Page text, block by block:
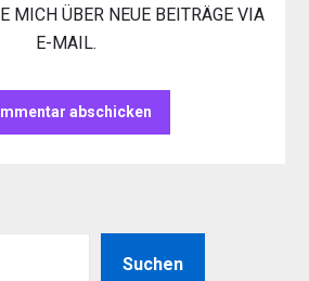
MICH ÜBER NEUE BEITRÄGE VIA
E-MAIL.
Suchen